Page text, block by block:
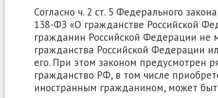
Согласно ч. 2 ст. 5 Федерального
138-ФЗ «О гражданстве Российской
гражданин Российской Федерации не
гражданства Российской Федерации
его. При этом законом предусмотрен
гражданство РФ, в том числе
иностранным гражданином, может